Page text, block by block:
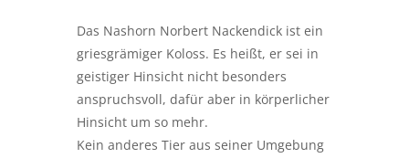
Das Nashorn Norbert Nackendick ist ein
griesgrämiger Koloss. Es heißt, er sei in
geistiger Hinsicht nicht besonders
anspruchsvoll, dafür aber in körperlicher
Hinsicht um so mehr.
Kein anderes Tier aus seiner Umgebung